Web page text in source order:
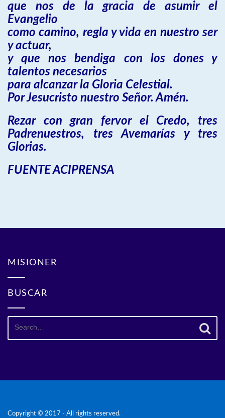
que nos de la gracia de asumir el
Evangelio
como camino, regla y vida en nuestro ser
y actuar,
y que nos bendiga con los dones y
talentos necesarios
para alcanzar la Gloria Celestial.
Por Jesucristo nuestro Señor. Amén.
Rezar con gran fervor el Credo, tres
Padrenuestros, tres Avemarías y tres
Glorias.
FUENTE ACIPRENSA
MISIONER
BUSCAR
Search
Copyright © 2017 - All rights reserved.